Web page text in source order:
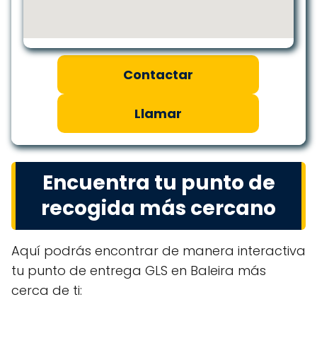
Contactar
Llamar
Encuentra tu punto de
recogida más cercano
Aquí podrás encontrar de manera interactiva
tu punto de entrega GLS en Baleira más
cerca de ti: